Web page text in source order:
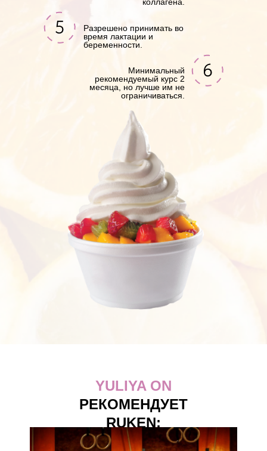
Разрешено принимать во
время лактации и
беременности.
Минимальный
рекомендуемый курс 2
месяца, но лучше им не
ограничиваться.
YULIYA ON
РЕКОМЕНДУЕТ
RUKEN: